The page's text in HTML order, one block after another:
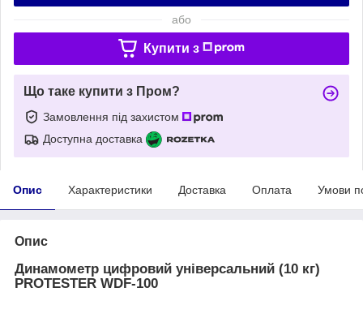
або
Купити з
Що таке купити з Пром?
Замовлення під захистом
Доступна доставка
Опис Характеристики Доставка Оплата Умови
Опис
Динамометр цифровий універсальний (10 кг)
PROTESTER WDF-100